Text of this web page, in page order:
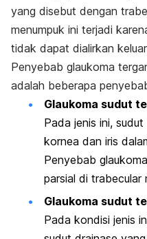
yang disebut dengan
menumpuk ini terjadi
tidak dapat dialirkan
Penyebab glaukoma
adalah beberapa
Glaukoma sudut
Pada jenis ini,
kornea dan iris
Penyebab
parsial di trabecular
Glaukoma sudut
Pada kondisi jenis